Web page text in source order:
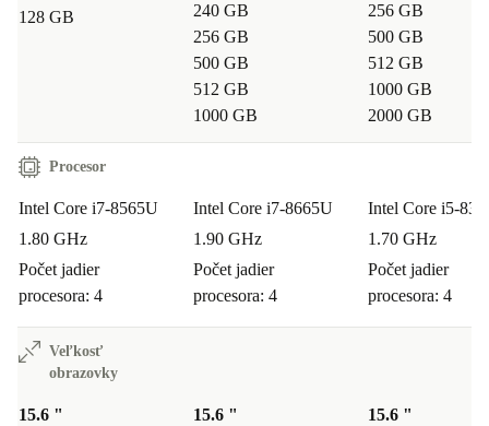
128 GB
240 GB
256 GB
500 GB
512 GB
1000 GB
256 GB
500 GB
512 GB
1000 GB
2000 GB
Procesor
Intel Core i7-8565U
1.80 GHz
Počet jadier
procesora: 4
Intel Core i7-8665U
1.90 GHz
Počet jadier
procesora: 4
Intel Core i5-
1.70 GHz
Počet jadier
procesora: 4
Veľkosť
obrazovky
15.6 "
15.6 "
15.6 "